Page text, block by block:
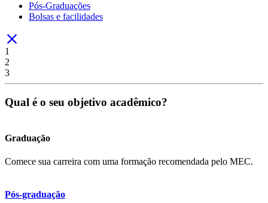
Pós-Graduações
Bolsas e facilidades
1
2
3
Qual é o seu objetivo acadêmico?
Graduação
Comece sua carreira com uma formação recomendada pelo MEC.
Pós-graduação